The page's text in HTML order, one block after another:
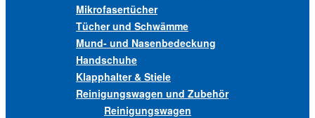
Mikrofasertücher
Tücher und Schwämme
Mund- und Nasenbedeckung
Handschuhe
Klapphalter & Stiele
Reinigungswagen und Zubehör
Reinigungswagen